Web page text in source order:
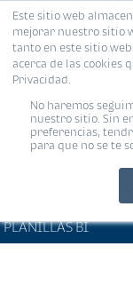
Este sitio web
mejorar nuestro sitio
tanto en este sitio
acerca de las cookies
Privacidad.
No haremos
nuestro sitio. Sin
preferencias,
para que no se te
PLANILLAS BI